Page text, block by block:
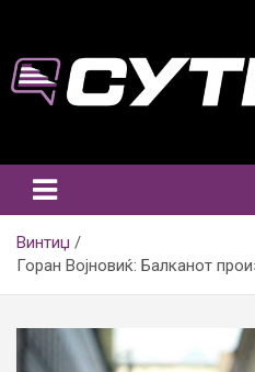
content
Винтиџ
Горан Војновиќ: Балканот